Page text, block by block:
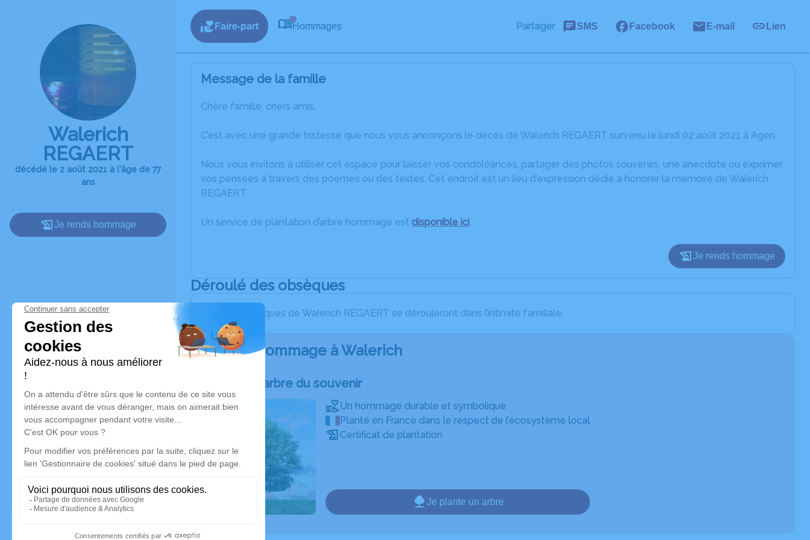
Walerich
REGAERT
décédé le 2 août 2021 à l'âge de 77
ans
Je rends hommage
Faire-part Hommages Partager SMS Facebook E-mail Lien
Message de la famille
Chère famille, chers amis,
C’est avec une grande tristesse que nous vous annonçons le décès de Walerich REGAERT survenu le lundi 02 août 2021 à Agen.
Nous vous invitons à utiliser cet espace pour laisser vos condoléances, partager des photos souvenirs, une anecdote ou exprimer
vos pensées à travers des poèmes ou des textes. Cet endroit est un lieu d'expression dédié à honorer la mémoire de Walerich
REGAERT.
Un service de plantation d’arbre hommage est disponible ici.
Je rends hommage
Déroulé des obsèques
Les obsèques de Walerich REGAERT se dérouleront dans l’intimité familiale.
Rendez hommage à Walerich
Plantez un arbre du souvenir
Un hommage durable et symbolique
Planté en France dans le respect de l’écosystème local
Certificat de plantation
Je plante un arbre